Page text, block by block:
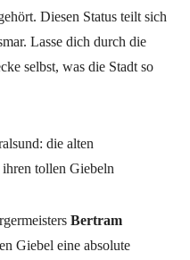
Diesen Status teilt sich
Lasse dich durch die
selbst, was die Stadt so
Bertram
Giebel eine absolute